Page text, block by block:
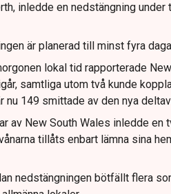
inledde en nedstängning
är planerad till minst fyra
lokal tid rapporterade
samtliga utom två kunde
nu 149 smittade av den nya
av New South Wales inledde en
tillåts enbart lämna sina
nedstängningen bötfällt flera